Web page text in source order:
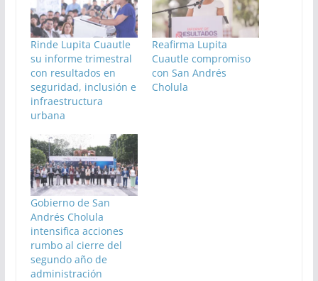
Rinde Lupita Cuautle
su informe trimestral
con resultados en
seguridad, inclusión e
infraestructura
urbana
Reafirma Lupita
Cuautle compromiso
con San Andrés
Cholula
Gobierno de San
Andrés Cholula
intensifica acciones
rumbo al cierre del
segundo año de
administración